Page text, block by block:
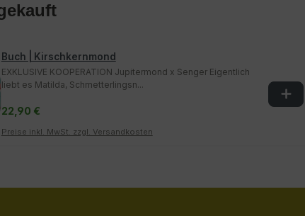
Buch | Kirschkernmond
EXKLUSIVE KOOPERATION Jupitermond x Senger Eigentlich
liebt es Matilda, Schmetterlingsn...
22,90 €
Preise inkl. MwSt. zzgl. Versandkosten